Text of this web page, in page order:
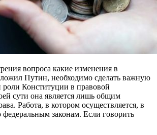
вопроса какие изменения в
Путин, необходимо сделать важную
роли Конституции в правовой
сути она является лишь общим
Работа, в котором осуществляется, в
федеральным законам. Если говорить